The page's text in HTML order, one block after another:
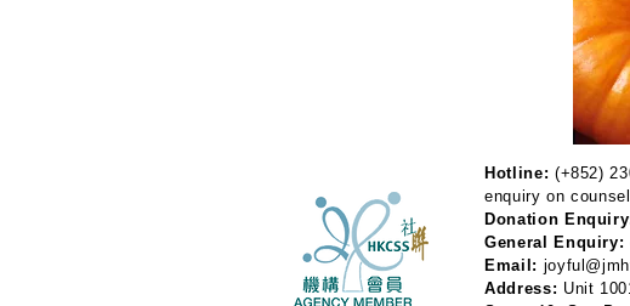
Hotline: (+852)
enquiry on
Donation
General Enquiry:
Email:
Address: Unit